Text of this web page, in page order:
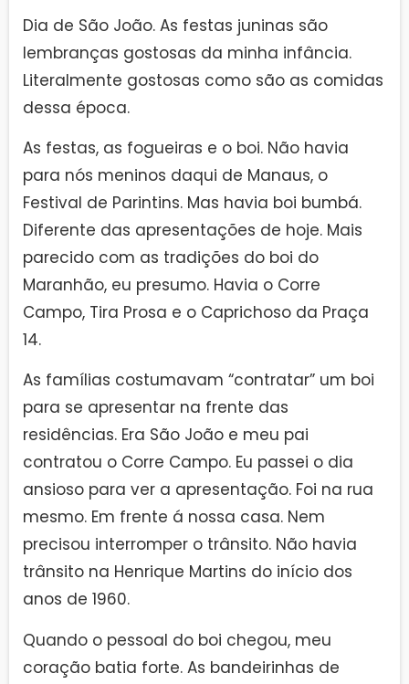
Dia de São João. As festas juninas são
lembranças gostosas da minha infância.
Literalmente gostosas como são as comidas
dessa época.
As festas, as fogueiras e o boi. Não havia
para nós meninos daqui de Manaus, o
Festival de Parintins. Mas havia boi bumbá.
Diferente das apresentações de hoje. Mais
parecido com as tradições do boi do
Maranhão, eu presumo. Havia o Corre
Campo, Tira Prosa e o Caprichoso da Praça
14.
As famílias costumavam “contratar” um boi
para se apresentar na frente das
residências. Era São João e meu pai
contratou o Corre Campo. Eu passei o dia
ansioso para ver a apresentação. Foi na rua
mesmo. Em frente á nossa casa. Nem
precisou interromper o trânsito. Não havia
trânsito na Henrique Martins do início dos
anos de 1960.
Quando o pessoal do boi chegou, meu
coração batia forte. As bandeirinhas de